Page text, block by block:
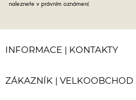
naleznete v právním oznámení.
INFORMACE | KONTAKTY
ZÁKAZNÍK | VELKOOBCHOD